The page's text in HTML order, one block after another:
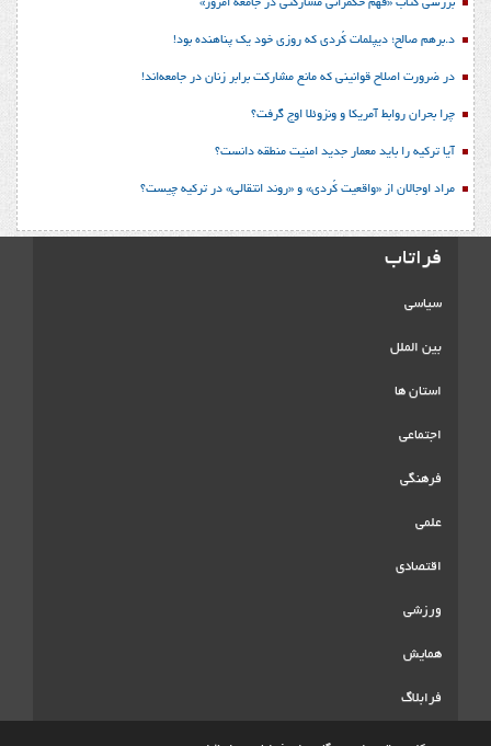
بررسی کتاب «فهم حکمرانی مشارکتی در جامعه امروز»
د.برهم صالح؛ دیپلمات کُردی که روزی خود یک پناهنده بود!
در ضرورت اصلاح قوانینی که مانع مشارکت برابر زنان در جامعه‌اند!
چرا بحران روابط آمریکا و ونزوئلا اوج گرفت؟
آیا ترکیه را باید معمار جدید امنیت منطقه دانست؟
مراد اوجالان از «واقعیت کُردی» و «روند انتقالی» در ترکیه چیست؟
فراتاب
سیاسی
بین الملل
استان ها
اجتماعی
فرهنگی
علمی
اقتصادی
ورزشی
همایش
فرابلاگ